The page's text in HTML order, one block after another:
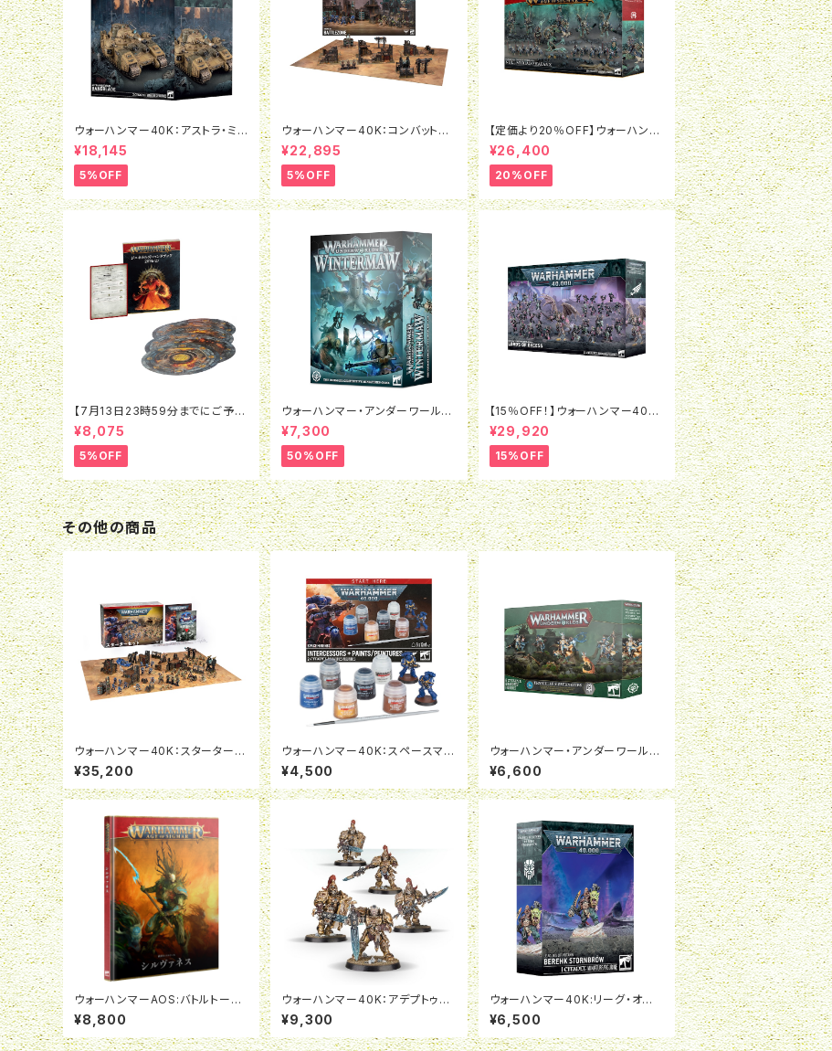
ウォーハンマー40K：アストラ・ミリ
タルム：ベインブレイド
¥18,145
5%OFF
ウォーハンマー40K：コンバットパ
トロール：バトルゾーン
¥22,895
5%OFF
【定価より20％OFF】ウォーハンマ
ーAOS:バトルフォース：オシアー
ク・ボーンリーパー：ナル・ミリアッ
ドの密集陣
¥26,400
20%OFF
【7月13日23時59分までにご予約
で5％OFF】ウォーハンマーAOS：
ジェネラルズ・ハンドブック（日本
語版）
¥8,075
5%OFF
ウォーハンマー・アンダーワールド:
ウィンターモウ（日本語版）
¥7,300
50%OFF
【15％OFF！】ウォーハンマー40K:
エンペラーズ・チルドレン・バトルフ
ォース：悦楽の支配者たち
¥29,920
15%OFF
その他の商品
ウォーハンマー40K：スターターセ
ット（日本語版）
¥35,200
ウォーハンマー40K：スペースマリ
ーン：インターセッサー＆ペイント
¥4,500
ウォーハンマー・アンダーワール
ド：スリエールの軽風隊
¥6,600
ウォーハンマーAOS:バトルトーム：
シルヴァネス（日本語版）
¥8,800
ウォーハンマー40K：アデプトゥ
ス・カストーデス：カストーディア
ン・ガード
¥9,300
ウォーハンマー40K:リーグ・オヴ・
ヴォータン：べレーク・ストーンブロ
ウ
¥6,500